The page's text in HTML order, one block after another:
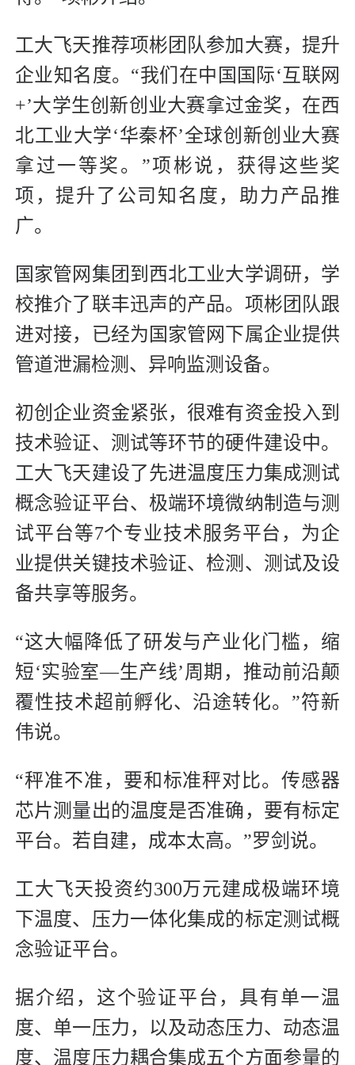
工大飞天推荐项彬团队参加大赛，提升
企业知名度。“我们在中国国际‘互联网
+’大学生创新创业大赛拿过金奖，在西
北工业大学‘华秦杯’全球创新创业大赛
拿过一等奖。”项彬说，获得这些奖
项，提升了公司知名度，助力产品推
广。
国家管网集团到西北工业大学调研，学
校推介了联丰迅声的产品。项彬团队跟
进对接，已经为国家管网下属企业提供
管道泄漏检测、异响监测设备。
初创企业资金紧张，很难有资金投入到
技术验证、测试等环节的硬件建设中。
工大飞天建设了先进温度压力集成测试
概念验证平台、极端环境微纳制造与测
试平台等7个专业技术服务平台，为企
业提供关键技术验证、检测、测试及设
备共享等服务。
“这大幅降低了研发与产业化门槛，缩
短‘实验室—生产线’周期，推动前沿颠
覆性技术超前孵化、沿途转化。”符新
伟说。
“秤准不准，要和标准秤对比。传感器
芯片测量出的温度是否准确，要有标定
平台。若自建，成本太高。”罗剑说。
工大飞天投资约300万元建成极端环境
下温度、压力一体化集成的标定测试概
念验证平台。
据介绍，这个验证平台，具有单一温
度、单一压力，以及动态压力、动态温
度、温度压力耦合集成五个方面参量的